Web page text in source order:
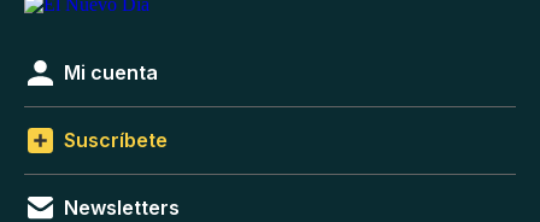
Mi cuenta
Suscríbete
Newsletters